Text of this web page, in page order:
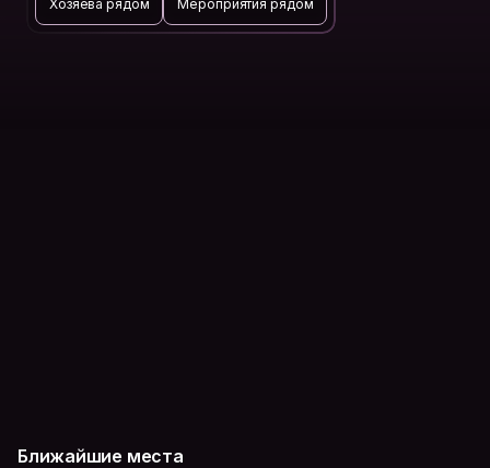
Хозяева рядом Мероприятия рядом
Ближайшие места